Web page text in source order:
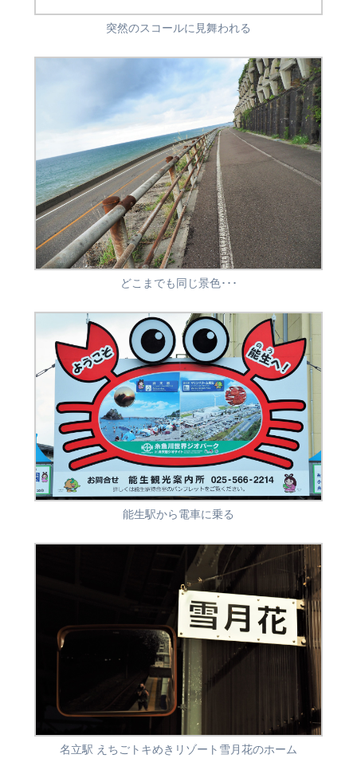
突然のスコールに見舞われる
どこまでも同じ景色･･･
能生駅から電車に乗る
名立駅 えちごトキめきリゾート雪月花のホーム